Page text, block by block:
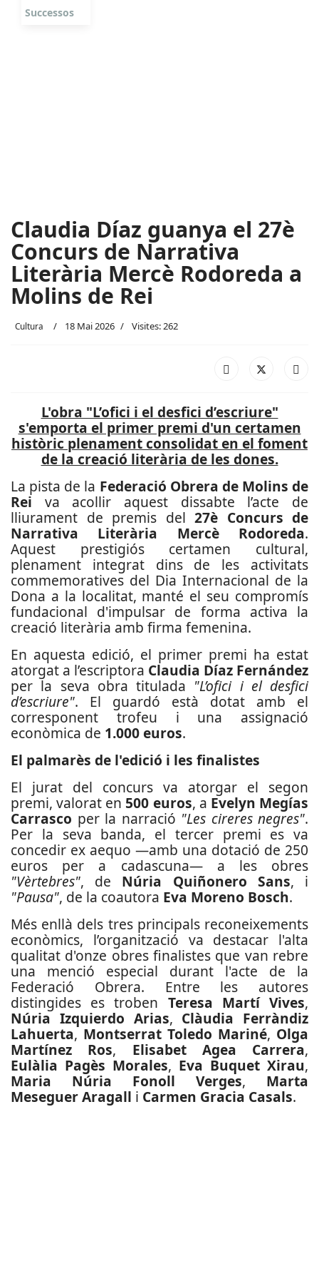
Successos
Claudia Díaz guanya el 27è
Concurs de Narrativa
Literària Mercè Rodoreda a
Molins de Rei
Cultura 18 Mai 2026 Visites: 262
L'obra "L’ofici i el desfici d’escriure"
s'emporta el primer premi d'un certamen
històric plenament consolidat en el foment
de la creació literària de les dones.
La pista de la Federació Obrera de Molins de
Rei va acollir aquest dissabte l’acte de
lliurament de premis del 27è Concurs de
Narrativa Literària Mercè Rodoreda.
Aquest prestigiós certamen cultural,
plenament integrat dins de les activitats
commemoratives del Dia Internacional de la
Dona a la localitat, manté el seu compromís
fundacional d'impulsar de forma activa la
creació literària amb firma femenina.
En aquesta edició, el primer premi ha estat
atorgat a l’escriptora Claudia Díaz Fernández
per la seva obra titulada "L’ofici i el desfici
d’escriure". El guardó està dotat amb el
corresponent trofeu i una assignació
econòmica de 1.000 euros.
El palmarès de l'edició i les finalistes
El jurat del concurs va atorgar el segon
premi, valorat en 500 euros, a Evelyn Megías
Carrasco per la narració "Les cireres negres".
Per la seva banda, el tercer premi es va
concedir ex aequo —amb una dotació de 250
euros per a cadascuna— a les obres
"Vèrtebres", de Núria Quiñonero Sans, i
"Pausa", de la coautora Eva Moreno Bosch.
Més enllà dels tres principals reconeixements
econòmics, l’organització va destacar l'alta
qualitat d'onze obres finalistes que van rebre
una menció especial durant l'acte de la
Federació Obrera. Entre les autores
distingides es troben Teresa Martí Vives,
Núria Izquierdo Arias, Clàudia Ferràndiz
Lahuerta, Montserrat Toledo Mariné, Olga
Martínez Ros, Elisabet Agea Carrera,
Eulàlia Pagès Morales, Eva Buquet Xirau,
Maria Núria Fonoll Verges, Marta
Meseguer Aragall i Carmen Gracia Casals.